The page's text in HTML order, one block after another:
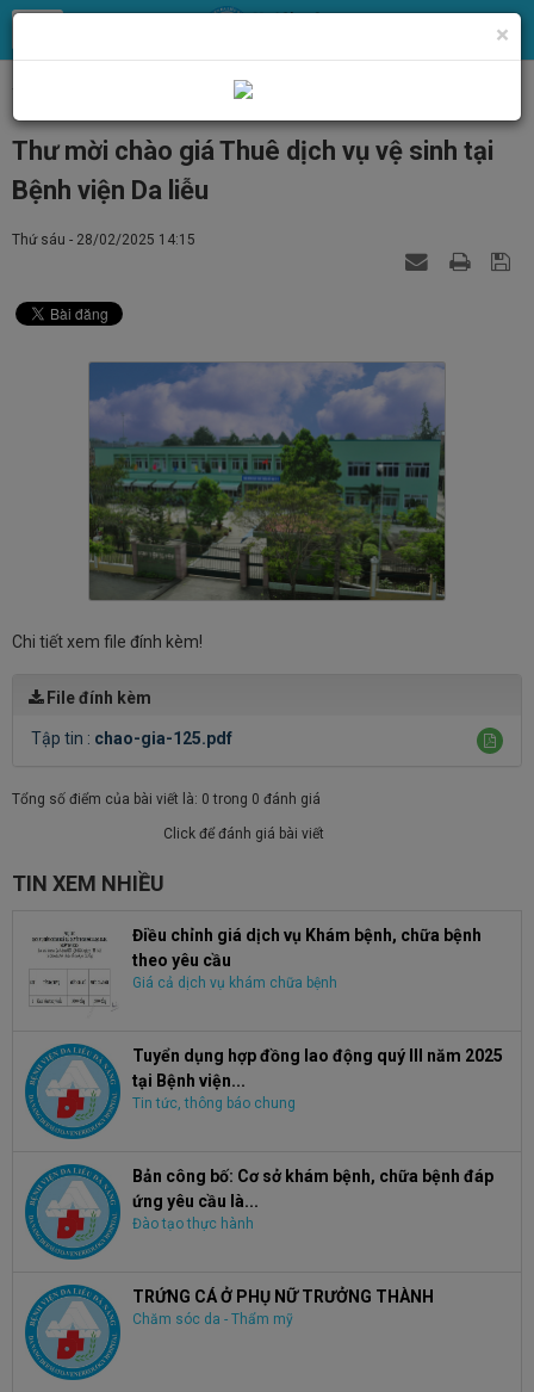
Tin tức, thông báo chung
Thư mời chào giá Thuê dịch vụ vệ sinh tại
Bệnh viện Da liễu
Thứ sáu - 28/02/2025 14:15
Chi tiết xem file đính kèm!
File đính kèm
Tập tin : chao-gia-125.pdf
Tổng số điểm của bài viết là: 0 trong 0 đánh giá
Click để đánh giá bài viết
TIN XEM NHIỀU
Điều chỉnh giá dịch vụ Khám bệnh, chữa bệnh
theo yêu cầu
Giá cả dịch vụ khám chữa bệnh
Tuyển dụng hợp đồng lao động quý III năm 2025
tại Bệnh viện...
Tin tức, thông báo chung
Bản công bố: Cơ sở khám bệnh, chữa bệnh đáp
ứng yêu cầu là...
Đào tạo thực hành
TRỨNG CÁ Ở PHỤ NỮ TRƯỞNG THÀNH
Chăm sóc da - Thẩm mỹ
×